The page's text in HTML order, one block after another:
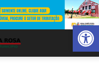
Abrir